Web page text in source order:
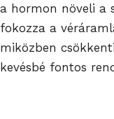
a hormon növeli a
fokozza a
miközben
kevésbé fontos